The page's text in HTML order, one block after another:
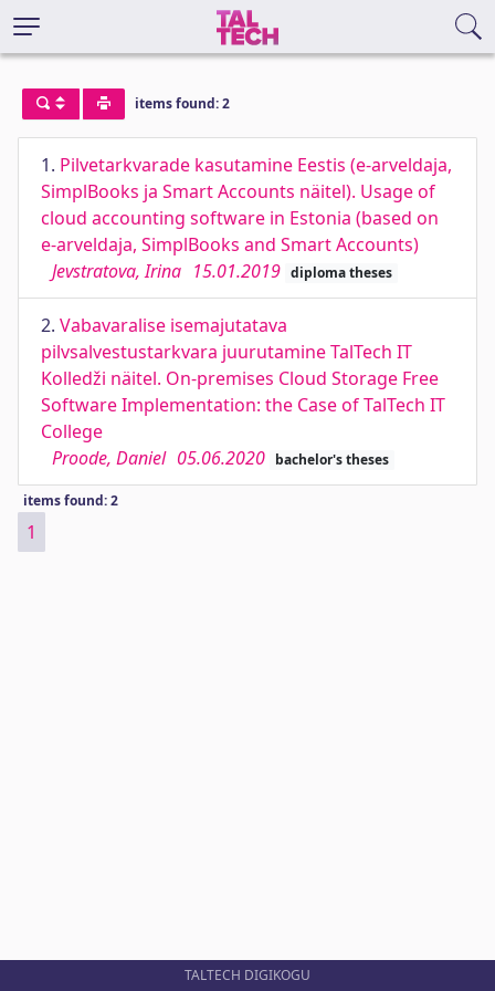
items found: 2
1. Pilvetarkvarade kasutamine Eestis (e-arveldaja,
SimplBooks ja Smart Accounts näitel). Usage of
cloud accounting software in Estonia (based on
e-arveldaja, SimplBooks and Smart Accounts)
Jevstratova, Irina 15.01.2019 diploma theses
2. Vabavaralise isemajutatava
pilvsalvestustarkvara juurutamine TalTech IT
Kolledži näitel. On-premises Cloud Storage Free
Software Implementation: the Case of TalTech IT
College
Proode, Daniel 05.06.2020 bachelor's theses
items found: 2
1
TALTECH DIGIKOGU